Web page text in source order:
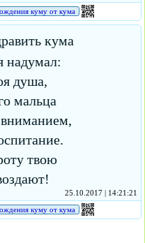
куму от кума
кума
надумал:
душа,
мальца
твою
25.10.2017 | 14:21:21
куму от кума